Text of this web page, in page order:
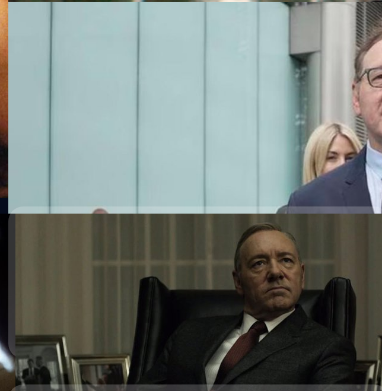
เควิน สเปซีย์ (Kevin Spacey) นักแสดงวัย 63 ปี ขึ้นให้การโต้แย้งต่อศาลเซาท์วาร์กคราวน์ในกรุงลอนดอน
เมื่อวันศุกร์ที่ 14 กรกฎาคม ต่อ 12 ข้อกล่าวหา ในคดีล่วงละเมิดทางเพศต่อชาย 4 คน ในอังกฤษ ระหว่างปี
2001 - 2013 เหตุการณ์ดังกล่าวเกิดขึ้นในช่วงที่สเปซีย์ใช้ชีวิตส่วนใหญ่และทำงานในอังกฤษ รวมถึงเหตุผลที่
ว่า เขาได้รับการแต่งตั้งเป็นผู้อำนวยการศิลป์ประจำโรงละคร Old Vic ในกรุงลอนดอนมาตั้งแต่ปี 2003 ด้วย
18/10/2022
Kevin Spacey ยอมรับเป็น ‘เกย์’ แต่บอกใครไม่ได้ เพราะพ่อเป็น Neo-Nazism